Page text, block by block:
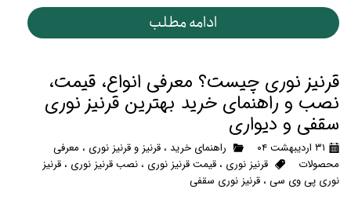
ادامه مطلب
قرنیز نوری چیست؟ معرفی انواع، قیمت،
نصب و راهنمای خرید بهترین قرنیز نوری
سقفی و دیواری
۳۱ اردیبهشت ۰۴ راهنمای خرید ، قرنیز و قرنیز نوری ، معرفی
محصولات
قرنیز نوری ، قیمت قرنیز نوری ، نصب قرنیز نوری ، قرنیز
نوری پی وی سی، قرنیز نوری سقفی